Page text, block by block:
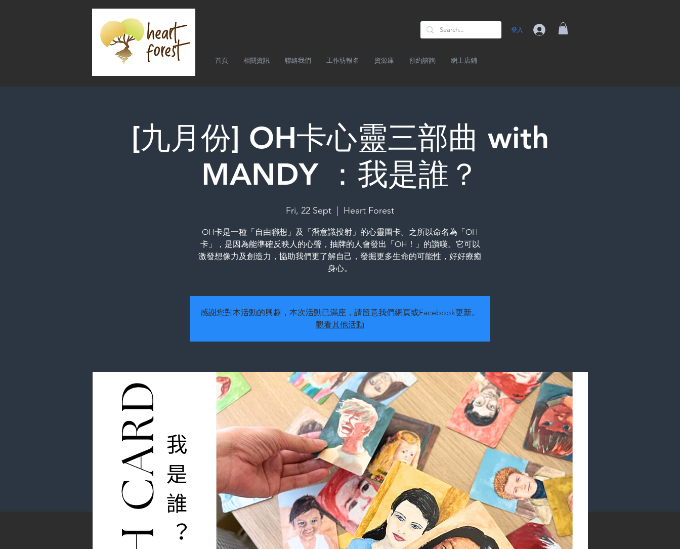
登入
首頁 相關資訊 聯絡我們 工作坊報名 資源庫 預約諮詢 網上店鋪
[九月份] OH卡心靈三部曲 with
MANDY ：我是誰？
Fri, 22 Sept Heart Forest
OH卡是一種「自由聯想」及「潛意識投射」的心靈圖卡。之所以命名為「OH
卡」，是因為能準確反映人的心聲，抽牌的人會發出「OH！」的讚嘆。它可以
激發想像力及創造力，協助我們更了解自己，發掘更多生命的可能性，好好療癒
身心。
感謝您對本活動的興趣，本次活動已滿座，請留意我們網頁或Facebook更新。
觀看其他活動